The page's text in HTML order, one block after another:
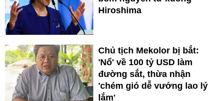
Hiroshima
Chủ tịch Mekolor bị bắt:
'Nổ' về 100 tỷ USD làm
đường sắt, thừa nhận
'chém gió dễ vướng lao lý
lắm'